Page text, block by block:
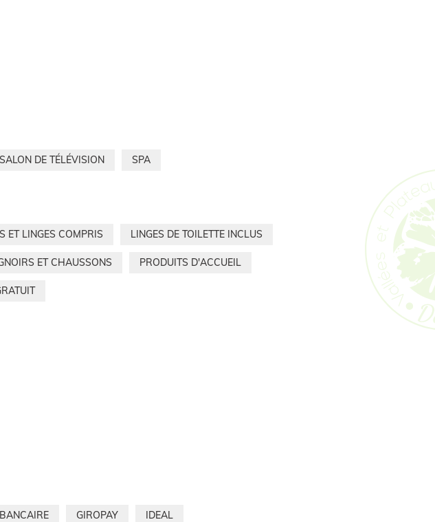
SALON DE TÉLÉVISION SPA
ET LINGES COMPRIS LINGES DE TOILETTE INCLUS
ET CHAUSSONS PRODUITS D'ACCUEIL
GIROPAY IDEAL